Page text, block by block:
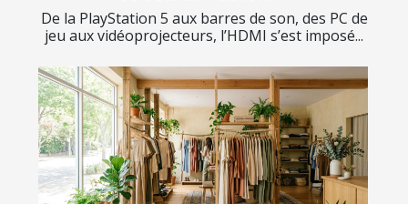
De la PlayStation 5 aux barres de son, des PC de
jeu aux vidéoprojecteurs, l’HDMI s’est imposé...